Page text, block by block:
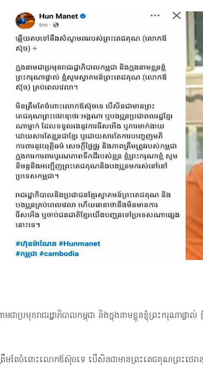
ាមជាប្រមុខរាជរដ្ឋាភិបាលកម្ពុជា និងក្នុងនាមខ្លួនខ្ញុំព្រះករុ
មតែចំពោះលោកឪស៊ុចទេ បើសិនជាមានព្រះតេជគុណព្រះថេរានុថ